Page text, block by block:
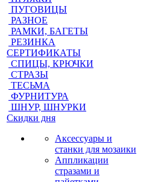
ПУГОВИЦЫ
РАЗНОЕ
РАМКИ, БАГЕТЫ
РЕЗИНКА
СЕРТИФИКАТЫ
СПИЦЫ, КРЮЧКИ
СТРАЗЫ
ТЕСЬМА
ФУРНИТУРА
ШНУР, ШНУРКИ
Скидки дня
Аксессуары и
станки для мозаики
Аппликации
стразами и